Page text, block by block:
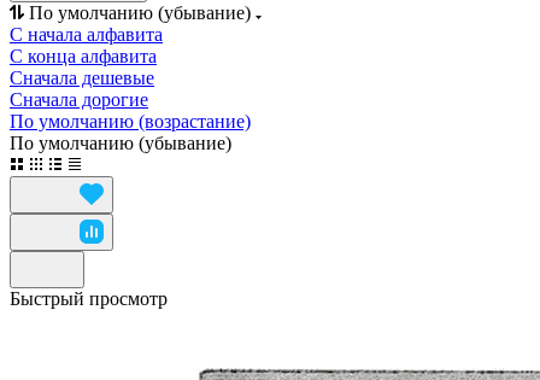
По умолчанию (убывание)
С начала алфавита
С конца алфавита
Сначала дешевые
Сначала дорогие
По умолчанию (возрастание)
По умолчанию (убывание)
Быстрый просмотр